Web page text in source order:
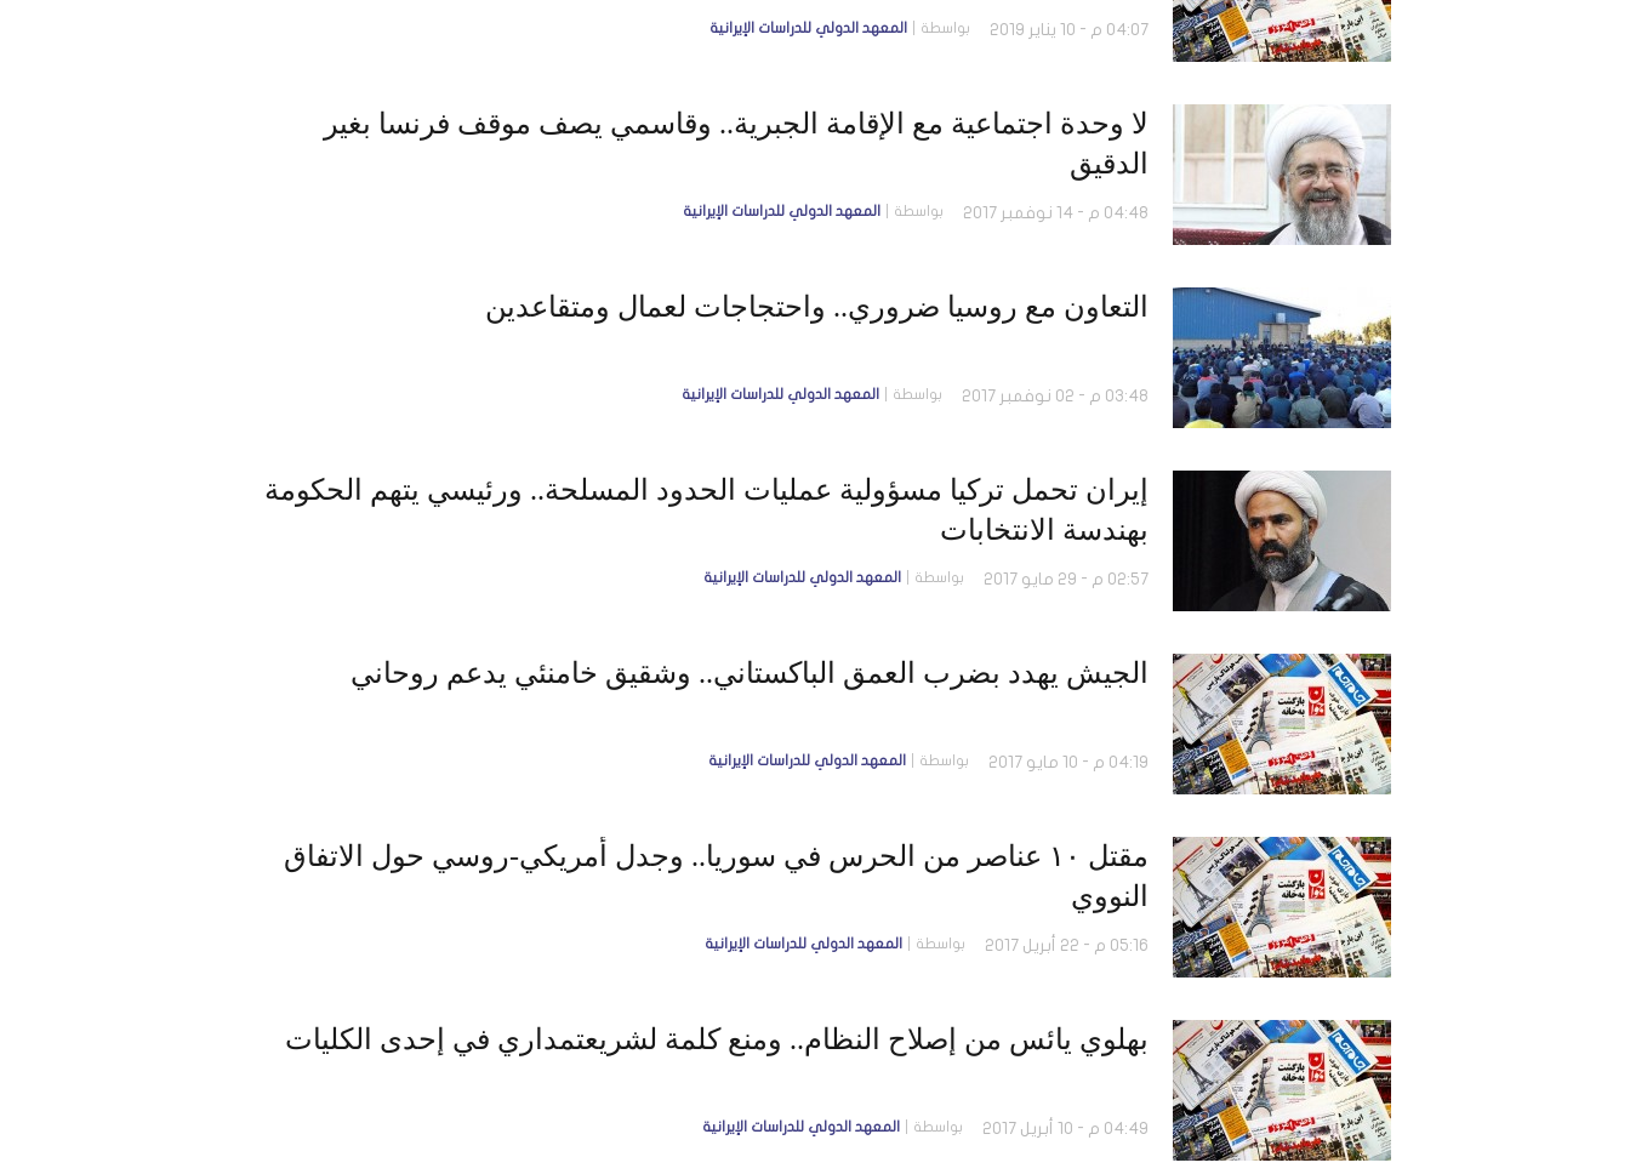
04:07 م - 10 يناير 2019 بواسطة المعهد الدولي للدراسات الإيرانية
لا وحدة اجتماعية مع الإقامة الجبرية.. وقاسمي يصف موقف فرنسا بغير
الدقيق
04:48 م - 14 نوفمبر 2017 بواسطة المعهد الدولي للدراسات الإيرانية
التعاون مع روسيا ضروري.. واحتجاجات لعمال ومتقاعدين
03:48 م - 02 نوفمبر 2017 بواسطة المعهد الدولي للدراسات الإيرانية
إيران تحمل تركيا مسؤولية عمليات الحدود المسلحة.. ورئيسي يتهم الحكومة
بهندسة الانتخابات
02:57 م - 29 مايو 2017 بواسطة المعهد الدولي للدراسات الإيرانية
الجيش يهدد بضرب العمق الباكستاني.. وشقيق خامنئي يدعم روحاني
04:19 م - 10 مايو 2017 بواسطة المعهد الدولي للدراسات الإيرانية
مقتل ١٠ عناصر من الحرس في سوريا.. وجدل أمريكي-روسي حول الاتفاق
النووي
05:16 م - 22 أبريل 2017 بواسطة المعهد الدولي للدراسات الإيرانية
بهلوي يائس من إصلاح النظام.. ومنع كلمة لشريعتمداري في إحدى الكليات
04:49 م - 10 أبريل 2017 بواسطة المعهد الدولي للدراسات الإيرانية